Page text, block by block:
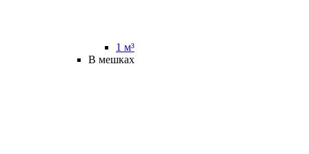
1 м³
В мешках